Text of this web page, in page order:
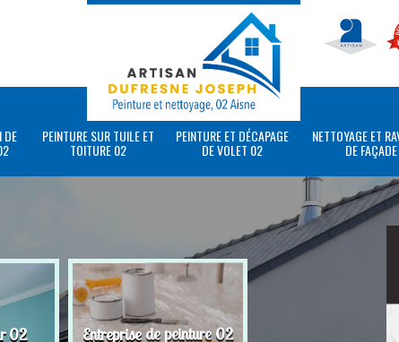
DE PEINTURE SUR TUILE ET
TOITURE 02
PEINTURE ET DÉCAPAGE
DE VOLET 02
NETTOYAGE ET
DE
02 Entreprise de peinture 02